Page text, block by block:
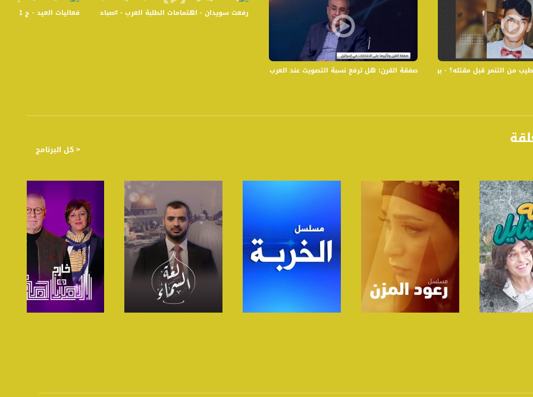
https://
https://
https://www.youtube.com/channel/UCwJbDUmIxc-
فعاليات العيد - ج 1 - الحلقة كاملة - صباحنا غير -7-7-2016- قناة مساواة الفضائيةرفعت سويدان - اهتمامات الطلبة العرب - #صباحنا_غير -15-2-2016 - قناة مساواة الفضائية
صفقة القرن: هل ترفع نسبة التصويت عند العرب؟،مضر يونس،أكتواليا04.02.2020التنمر قبل مقتله؟ - برومو، برنامج المحتوى16.12.19
< كل البرنامج